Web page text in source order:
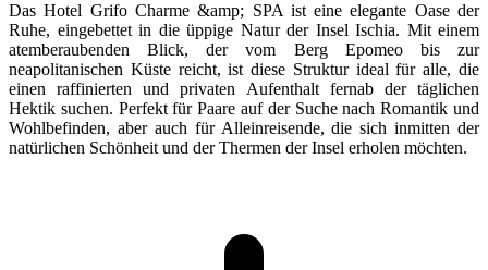
Das Hotel Grifo Charme &amp; SPA ist eine elegante Oase der
Ruhe, eingebettet in die üppige Natur der Insel Ischia. Mit einem
atemberaubenden Blick, der vom Berg Epomeo bis zur
neapolitanischen Küste reicht, ist diese Struktur ideal für alle, die
einen raffinierten und privaten Aufenthalt fernab der täglichen
Hektik suchen. Perfekt für Paare auf der Suche nach Romantik und
Wohlbefinden, aber auch für Alleinreisende, die sich inmitten der
natürlichen Schönheit und der Thermen der Insel erholen möchten.